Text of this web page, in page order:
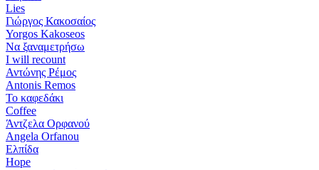
Lies
Γιώργος Κακοσαίος
Yorgos Kakoseos
Να ξαναμετρήσω
I will recount
Αντώνης Ρέμος
Antonis Remos
Το καφεδάκι
Coffee
Άντζελα Ορφανού
Angela Orfanou
Ελπίδα
Hope